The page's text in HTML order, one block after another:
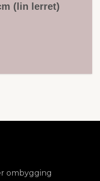
(lin lerret)
ombygging